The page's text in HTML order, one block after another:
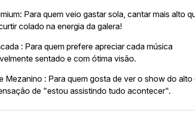
Para quem veio gastar sola, cantar mais alto
colado na energia da galera!
: Para quem prefere apreciar cada música
sentado e com ótima visão.
Mezanino : Para quem gosta de ver o show do alto
de "estou assistindo tudo acontecer".